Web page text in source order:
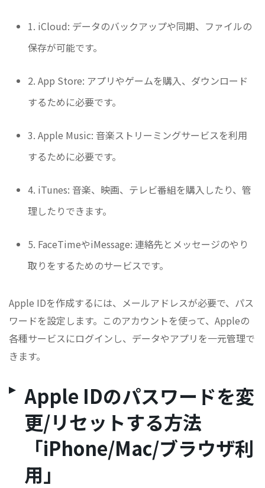
1. iCloud: データのバックアップや同期、ファイルの
保存が可能です。
2. App Store: アプリやゲームを購入、ダウンロード
するために必要です。
3. Apple Music: 音楽ストリーミングサービスを利用
するために必要です。
4. iTunes: 音楽、映画、テレビ番組を購入したり、管
理したりできます。
5. FaceTimeやiMessage: 連絡先とメッセージのやり
取りをするためのサービスです。
Apple IDを作成するには、メールアドレスが必要で、パス
ワードを設定します。このアカウントを使って、Appleの
各種サービスにログインし、データやアプリを一元管理で
きます。
Apple IDのパスワードを変
更/リセットする方法
「iPhone/Mac/ブラウザ利
用」